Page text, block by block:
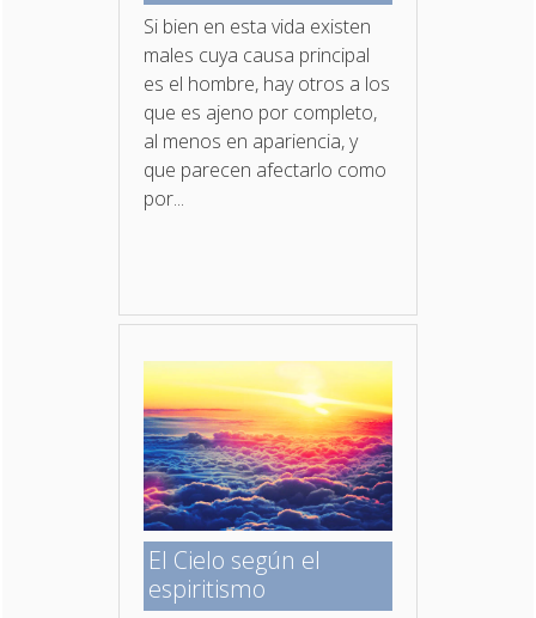
Si bien en esta vida existen
males cuya causa principal
es el hombre, hay otros a los
que es ajeno por completo,
al menos en apariencia, y
que parecen afectarlo como
por...
El Cielo según el
espiritismo